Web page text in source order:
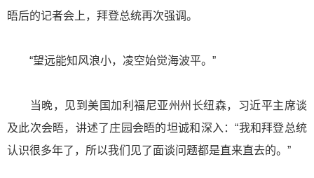
晤后的记者会上，拜登总统再次强调。
“望远能知风浪小，凌空始觉海波平。”
当晚，见到美国加利福尼亚州州长纽森，习近平主席谈
及此次会晤，讲述了庄园会晤的坦诚和深入：“我和拜登总统
认识很多年了，所以我们见了面谈问题都是直来直去的。”